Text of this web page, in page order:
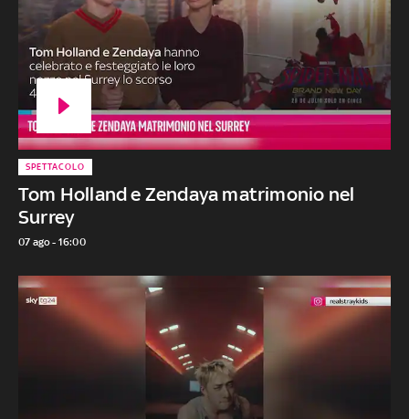
Tom Holland e Zendaya matrimonio nel
Surrey
SPETTACOLO
07 ago - 16:00